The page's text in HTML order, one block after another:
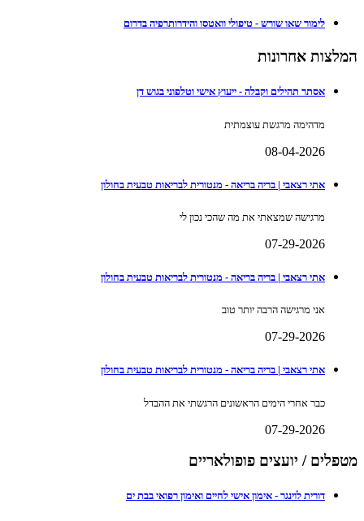
לימור שאו שורש - טיפולי וואטסו והידרותרפיה בדרום
המלצות אחרונות
אסתר תהילים וקבלה - ייעוץ אישי וטלפוני בגוש דן
מדהימה מרגשת עוצמתית
08-04-2026
אתי רצאבי | בריה בריאה - מנטורית לבריאות טבעית בחולון
מרגישה שמצאתי את מה שהכי נכון לי
07-29-2026
אתי רצאבי | בריה בריאה - מנטורית לבריאות טבעית בחולון
אני מרגישה הרבה יותר טוב
07-29-2026
אתי רצאבי | בריה בריאה - מנטורית לבריאות טבעית בחולון
כבר אחרי הימים הראשונים הרגשתי את ההבדל
07-29-2026
מטפלים / יועצים פופולאריים
דורית לוינגר - אימון אישי לחיים ואימון רפואי בבת ים